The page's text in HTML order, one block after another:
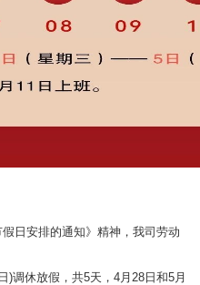
日安排的通知》精神，我司劳动
休放假，共5天，4月28日和5月